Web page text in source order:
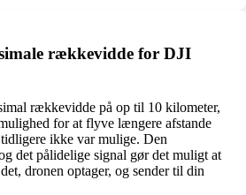
rækkevidde for DJI
rækkevidde på op til 10 kilometer,
for at flyve længere afstande
ikke var mulige. Den
det pålidelige signal gør det muligt at
dronen optager, og sender til din